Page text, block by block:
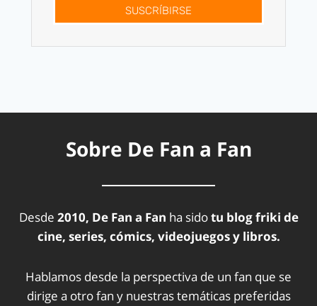
SUSCRÍBIRSE
Sobre De Fan a Fan
Desde 2010, De Fan a Fan ha sidotu blog friki de
cine, series, cómics, videojuegos y libros.
Hablamos desde la perspectiva de un fan que se
dirige a otro fan y nuestras temáticas preferidas